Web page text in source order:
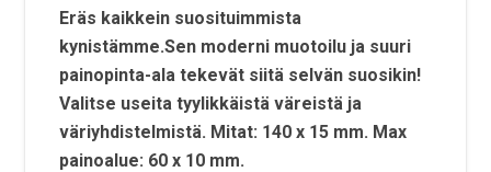
Eräs kaikkein suosituimmista
kynistämme.Sen moderni muotoilu ja suuri
painopinta-ala tekevät siitä selvän suosikin!
Valitse useita tyylikkäistä väreistä ja
väriyhdistelmistä. Mitat: 140 x 15 mm. Max
painoalue: 60 x 10 mm.